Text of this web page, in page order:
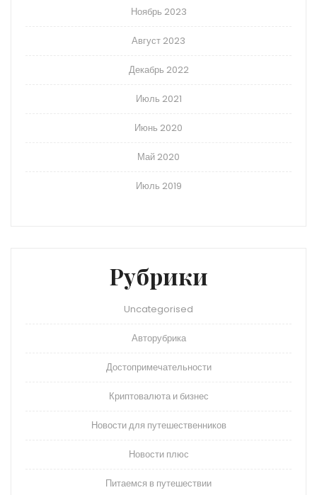
Ноябрь 2023
Август 2023
Декабрь 2022
Июль 2021
Июнь 2020
Май 2020
Июль 2019
Рубрики
Uncategorised
Авторубрика
Достопримечательности
Криптовалюта и бизнес
Новости для путешественников
Новости плюс
Питаемся в путешествии